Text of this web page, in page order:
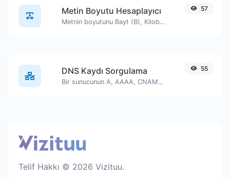
Metin Boyutu Hesaplayıcı
Metnin boyutunu Bayt (B), Kilobayt (KB) veya Megabayt (MB) cinsinden alın.
57
DNS Kaydı Sorgulama
Bir sunucunun A, AAAA, CNAME, MX, NS, TXT, SOA DNS kayıtlarını bulun.
55
Telif Hakkı © 2026 Vizituu.